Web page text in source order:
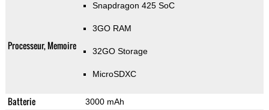
Processeur, Memoire
Snapdragon 425 SoC
3GO RAM
32GO Storage
MicroSDXC
Batterie 3000 mAh